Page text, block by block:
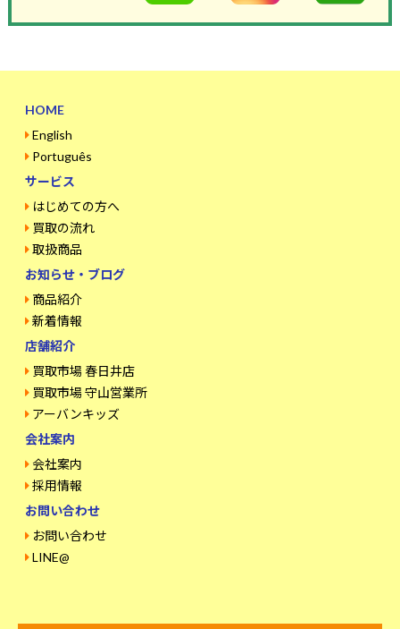
HOME
English
Português
サービス
はじめての方へ
買取の流れ
取扱商品
お知らせ・ブログ
商品紹介
新着情報
店舗紹介
買取市場 春日井店
買取市場 守山営業所
アーバンキッズ
会社案内
会社案内
採用情報
お問い合わせ
お問い合わせ
LINE@